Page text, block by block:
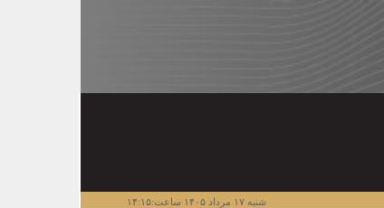
شنبه ۱۷ مرداد ۱۴۰۵ ساعت:۱۴:۱۵